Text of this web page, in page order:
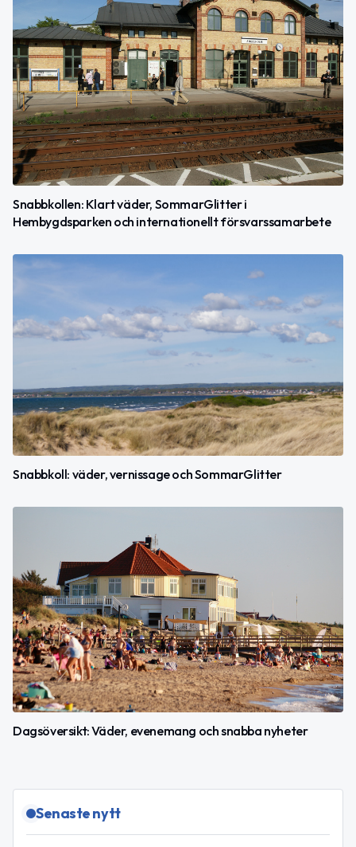
Snabbkollen: Klart väder, SommarGlitter i
Hembygdsparken och internationellt försvarssamarbete
Snabbkoll: väder, vernissage och SommarGlitter
Dagsöversikt: Väder, evenemang och snabba nyheter
Senaste nytt